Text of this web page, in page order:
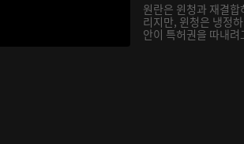
원란은 윈청과 재결
리지만, 윈청은 냉정
안이 특허권을 따내